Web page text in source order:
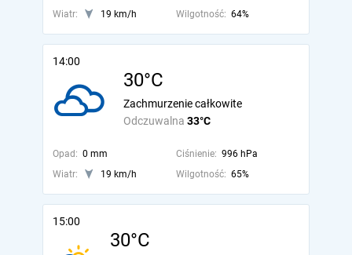
Wiatr:
19 km/h Wilgotność: 64%
14:00
30°C
Odczuwalna 33°C
Zachmurzenie całkowite
Opad: 0 mm Ciśnienie: 996 hPa
Wiatr:
19 km/h Wilgotność: 65%
15:00
30°C